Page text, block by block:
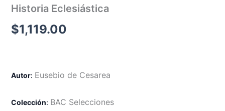
Historia Eclesiástica
$1,119.00
Autor: Eusebio de Cesarea
Colección: BAC Selecciones